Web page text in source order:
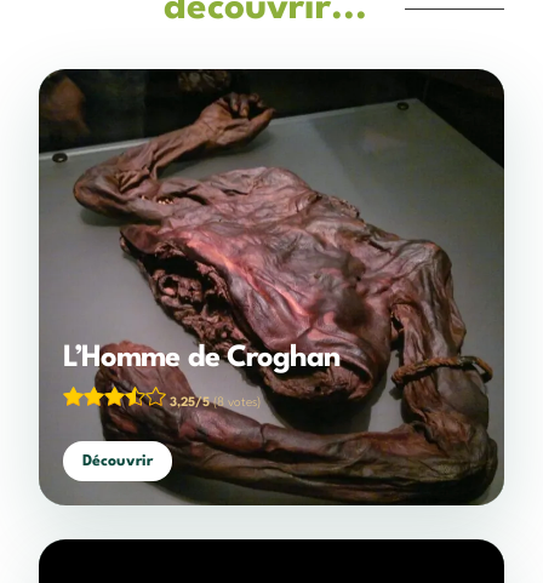
découvrir...
L’Homme de Croghan
3,25/5(8 votes)
Découvrir